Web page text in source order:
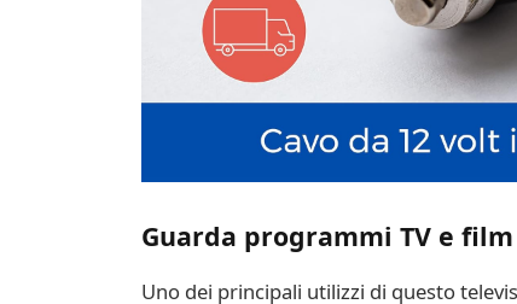
Guarda programmi TV e film
Uno dei principali utilizzi di questo